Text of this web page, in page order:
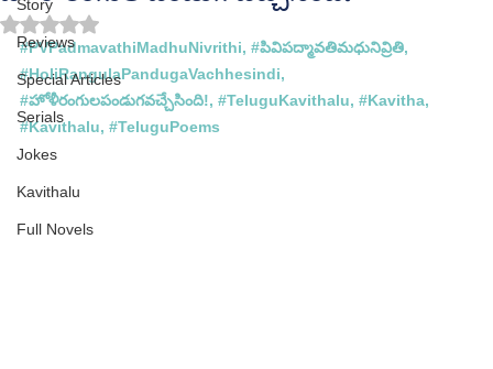
Story
Reviews
Special Articles
Serials
Jokes
Kavithalu
Full Novels
Rated NaN out of 5 stars.
#PVPadmavathiMadhuNivrithi, #పివిపద్మావతిమధునివ్రితి,
#HoliRangulaPandugaVachhesindi,
#హోళీరంగులపండుగవచ్చేసింది!, #TeluguKavithalu, #Kavitha,
#Kavithalu, #TeluguPoems